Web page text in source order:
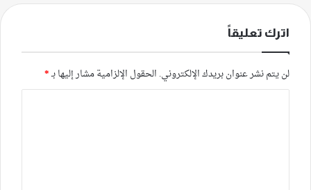
اترك تعليقاً
لن يتم نشر عنوان بريدك الإلكتروني. الحقول الإلزامية مشار إليها بـ*